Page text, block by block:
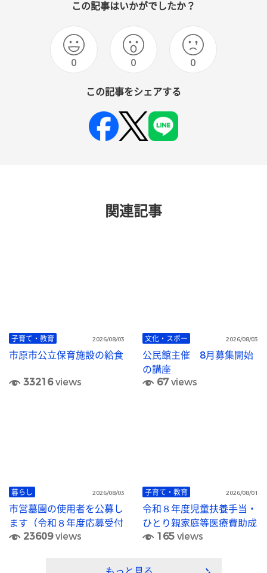
この記事はいかがでしたか？
0 0 0
この記事をシェアする
関連記事
子育て・教育 2026/08/03
市原市公立保育施設の給食
33216views
文化・スポー 2026/08/03
公民館主催 8月募集開始
の講座
67views
暮らし 2026/08/03
市営墓園の使用者を公募し
ます（令和８年度応募受付
終了）23609views
子育て・教育 2026/08/01
令和８年度児童扶養手当・
ひとり親家庭等医療費助成
「現況届」の提出について
165views